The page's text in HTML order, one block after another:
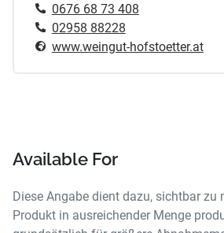
0676 68 73 408
02958 88228
www.weingut-hofstoetter.at
Available For
Diese Angabe dient dazu, sichtbar zu
Produkt in ausreichender Menge